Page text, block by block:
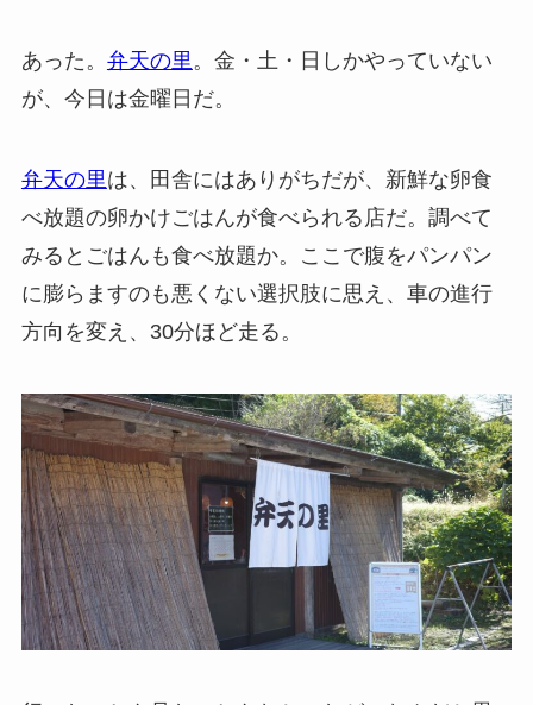
あった。 弁天の里。金・土・日しかやっていない
が、今日は金曜日だ。
弁天の里は、田舎にはありがちだが、新鮮な卵食
べ放題の卵かけごはんが食べられる店だ。調べて
みるとごはんも食べ放題か。ここで腹をパンパン
に膨らますのも悪くない選択肢に思え、車の進行
方向を変え、30分ほど走る。